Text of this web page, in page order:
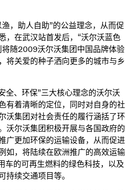
，助人自助”的公益理念，从而促
，在武汉站首发后，“沃尔沃蓝色
随2009沃尔沃集团中国品牌体验
将关爱的种子洒向更多的城市与乡
全、环保”三大核心理念的沃尔沃
有着清晰的定位，同时对自身的社
沃集团对社会责任的履行涵括了环
沃尔沃集团积极开展与各国政府的
广更加环保的运输设备，从而促进
如，将陆续在欧洲推广的高效运输
车的可再生燃料的绿色科技，以及
持续交通项目等。